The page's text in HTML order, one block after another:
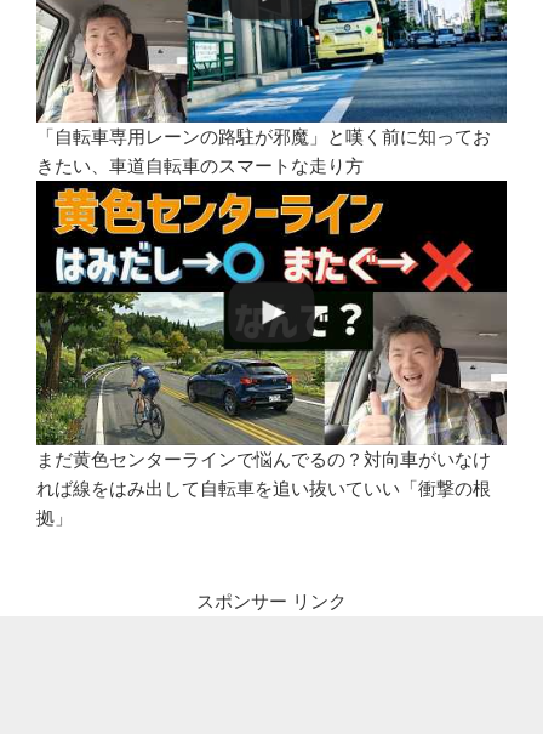
「自転車専用レーンの路駐が邪魔」と嘆く前に知ってお
きたい、車道自転車のスマートな走り方
まだ黄色センターラインで悩んでるの？対向車がいなけ
れば線をはみ出して自転車を追い抜いていい「衝撃の根
拠」
スポンサー リンク